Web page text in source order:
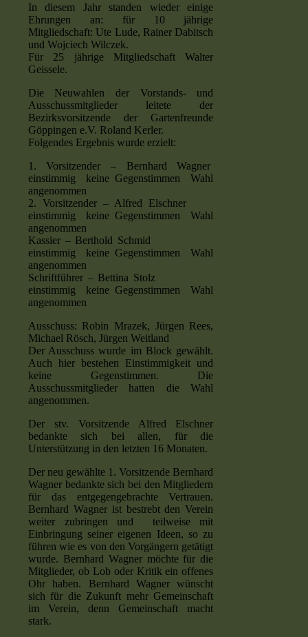
In diesem Jahr standen wieder einige
Ehrungen an: für 10 jährige
Mitgliedschaft: Ute Lude, Rainer Dabitsch
und Wojciech Wilczek.
Für 25 jährige Mitgliedschaft Walter
Geissele.
Die Neuwahlen der Vorstands- und
Ausschussmitglieder leitete der
Bezirksvorsitzende der Gartenfreunde
Göppingen e.V. Roland Kerler.
Folgendes Ergebnis wurde erzielt:
1. Vorsitzender – Bernhard Wagner
einstimmig keine Gegenstimmen Wahl
angenommen
2. Vorsitzender – Alfred Elschner
einstimmig keine Gegenstimmen Wahl
angenommen
Kassier – Berthold Schmid
einstimmig keine Gegenstimmen Wahl
angenommen
Schriftführer – Bettina Stolz
einstimmig keine Gegenstimmen Wahl
angenommen
Ausschuss: Robin Mrazek, Jürgen Rees,
Michael Rösch, Jürgen Weitland
Der Ausschuss wurde im Block gewählt.
Auch hier bestehen Einstimmigkeit und
keine Gegenstimmen. Die
Ausschussmitglieder hatten die Wahl
angenommen.
Der stv. Vorsitzende Alfred Elschner
bedankte sich bei allen, für die
Unterstützung in den letzten 16 Monaten.
Der neu gewählte 1. Vorsitzende Bernhard
Wagner bedankte sich bei den Mitgliedern
für das entgegengebrachte Vertrauen.
Bernhard Wagner ist bestrebt den Verein
weiter zubringen und teilweise mit
Einbringung seiner eigenen Ideen, so zu
führen wie es von den Vorgängern getätigt
wurde. Bernhard Wagner möchte für die
Mitglieder, ob Lob oder Kritik ein offenes
Ohr haben. Bernhard Wagner wünscht
sich für die Zukunft mehr Gemeinschaft
im Verein, denn Gemeinschaft macht
stark.